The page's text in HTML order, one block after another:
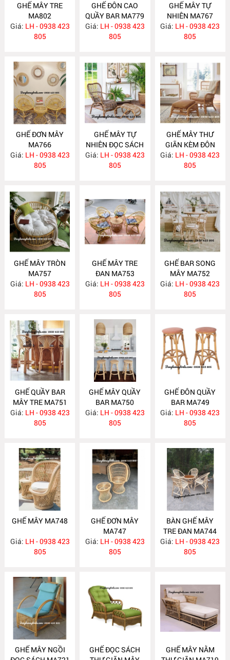
GHẾ MÂY TRE
MA802
Giá: LH - 0938 423
805
GHẾ ĐÔN CAO
QUẦY BAR MA779
Giá: LH - 0938 423
805
GHẾ MÂY TỰ
NHIÊN MA767
Giá: LH - 0938 423
805
GHẾ ĐƠN MÂY
MA766
Giá: LH - 0938 423
805
GHẾ MÂY TỰ
NHIÊN ĐỌC SÁCH
KÈM ĐÔN GÁC
CHÂN MA759
Giá: LH - 0938 423
805
GHẾ MÂY THƯ
GIÃN KÈM ĐÔN
GÁC CHÂN MA758
Giá: LH - 0938 423
805
GHẾ MÂY TRÒN
MA757
Giá: LH - 0938 423
805
GHẾ MÂY TRE
ĐAN MA753
Giá: LH - 0938 423
805
GHẾ BAR SONG
MÂY MA752
Giá: LH - 0938 423
805
GHẾ QUẦY BAR
MÂY TRE MA751
Giá: LH - 0938 423
805
GHẾ MÂY QUẦY
BAR MA750
Giá: LH - 0938 423
805
GHẾ ĐÔN QUẦY
BAR MA749
Giá: LH - 0938 423
805
GHẾ MÂY MA748
Giá: LH - 0938 423
805
GHẾ ĐƠN MÂY
MA747
Giá: LH - 0938 423
805
BÀN GHẾ MÂY
TRE ĐAN MA744
Giá: LH - 0938 423
805
GHẾ MÂY NGỒI
GHẾ ĐỌC SÁCH
GHẾ MÂY NẰM